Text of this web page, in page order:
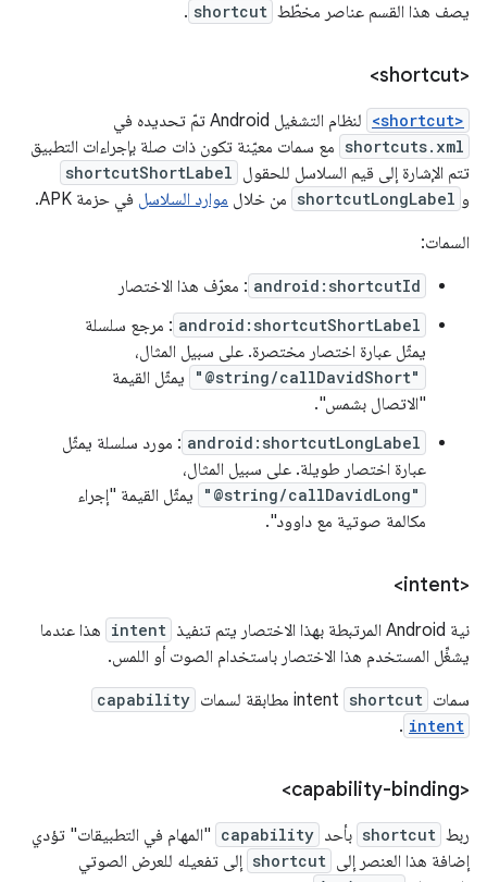
يصف هذا القسم عناصر مخطّط shortcut
.
<shortcut>
<shortcut> لنظام التشغيل Android تمّ تحديده في
shortcuts.xml مع سمات معيّنة تكون ذات صلة بإجراءات التطبيق
تتم الإشارة إلى قيم السلاسل للحقول shortcutShortLabel
و shortcutLongLabel من خلال موارد السلاسل في حزمة APK.
السمات:
android:shortcutId : معرّف هذا الاختصار
android:shortcutShortLabel : مرجع سلسلة
يمثّل عبارة اختصار مختصرة. على سبيل المثال،
"@string/callDavidShort"
يمثّل القيمة
"الاتصال بشمس".
android:shortcutLongLabel : مورد سلسلة يمثّل
عبارة اختصار طويلة. على سبيل المثال،
"@string/callDavidLong"
يمثّل القيمة "إجراء
مكالمة صوتية مع داوود".
<intent>
نية Android المرتبطة بهذا الاختصار يتم تنفيذ intent هذا عندما
يشغِّل المستخدم هذا الاختصار باستخدام الصوت أو اللمس.
سمات shortcut
capability
intent
.
<capability-binding>
ربط shortcut بأحد capability "المهام في التطبيقات" تؤدي
إضافة هذا العنصر إلى shortcut إلى تفعيله للعرض الصوتي